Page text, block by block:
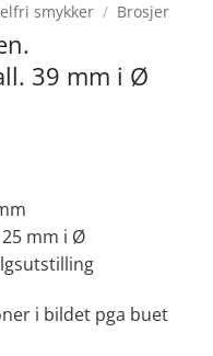
smykker / Brosjer
39 mm i Ø
mm i Ø
i bildet pga buet